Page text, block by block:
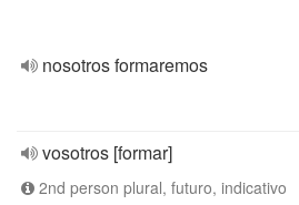
nosotros formaremos
vosotros [formar]
2nd person plural, futuro, indicativo